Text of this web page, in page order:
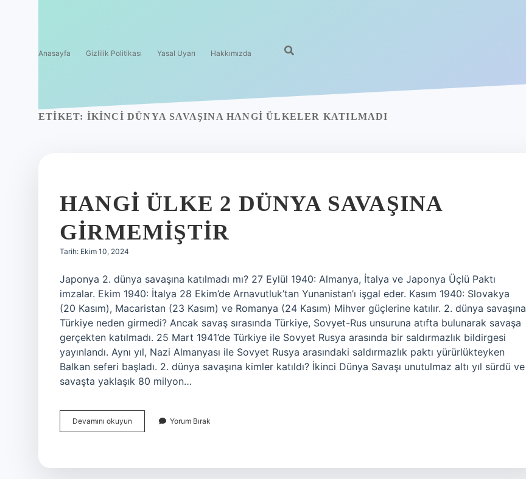
Anasayfa Gizlilik Politikası Yasal Uyarı Hakkımızda
ETIKET: İKINCI DÜNYA SAVAŞINA HANGI ÜLKELER KATILMADI
HANGI ÜLKE 2 DÜNYA SAVAŞINA
GIRMEMIŞTIR
Tarih: Ekim 10, 2024
Japonya 2. dünya savaşına katılmadı mı? 27 Eylül 1940: Almanya, İtalya ve Japonya Üçlü Paktı
imzalar. Ekim 1940: İtalya 28 Ekim’de Arnavutluk’tan Yunanistan’ı işgal eder. Kasım 1940: Slovakya
(20 Kasım), Macaristan (23 Kasım) ve Romanya (24 Kasım) Mihver güçlerine katılır. 2. dünya savaşına
Türkiye neden girmedi? Ancak savaş sırasında Türkiye, Sovyet-Rus unsuruna atıfta bulunarak savaşa
gerçekten katılmadı. 25 Mart 1941’de Türkiye ile Sovyet Rusya arasında bir saldırmazlık bildirgesi
yayınlandı. Aynı yıl, Nazi Almanyası ile Sovyet Rusya arasındaki saldırmazlık paktı yürürlükteyken
Balkan seferi başladı. 2. dünya savaşına kimler katıldı? İkinci Dünya Savaşı unutulmaz altı yıl sürdü ve
savaşta yaklaşık 80 milyon…
Devamını okuyun
Ülke
Yorum Bırak